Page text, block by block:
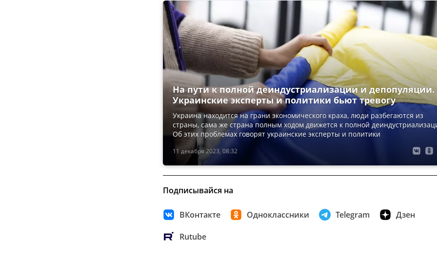
11 декабря 2023, 08:32
На пути к полной деиндустриализации и депопуляции.
Украинские эксперты и политики бьют тревогу
Украина находится на грани экономического краха, люди разбегаются из
страны, сама же страна полным ходом движется к полной
Об этих проблемах говорят украинские эксперты и политики
Подписывайся на
ВКонтакте Одноклассники Telegram Дзен
Rutube